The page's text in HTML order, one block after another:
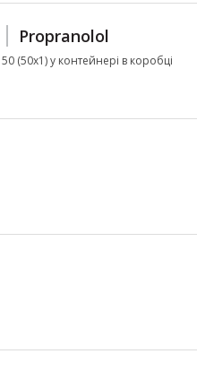
Propranolol
(50х1) у контейнері в коробці